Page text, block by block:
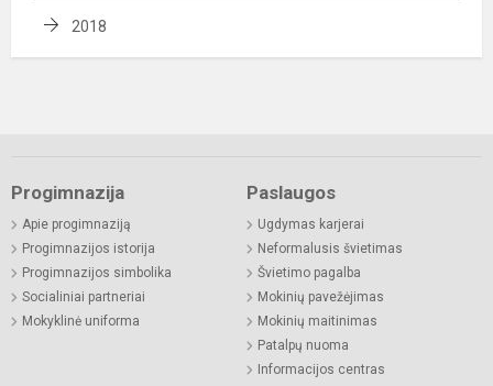
2018
Progimnazija
Apie progimnaziją
Progimnazijos istorija
Progimnazijos simbolika
Socialiniai partneriai
Mokyklinė uniforma
Paslaugos
Ugdymas karjerai
Neformalusis švietimas
Švietimo pagalba
Mokinių pavežėjimas
Mokinių maitinimas
Patalpų nuoma
Informacijos centras